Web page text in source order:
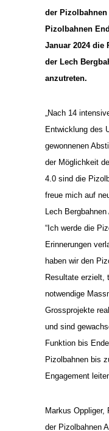
der
Pizolbahnen
Januar 2024 die
der Lech
anzutreten.
„Nach 14
Entwicklung des
gewonnenen
der Möglichkeit
4.0 sind die
freue mich auf
Lech
“Ich werde die
Erinnerungen
haben wir den
Resultate erzielt,
notwendige
Grossprojekte
und sind
Funktion bis
Pizolbahnen bis
Engagement
Markus Oppliger,
der Pizolbahnen